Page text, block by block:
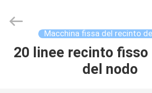
CASA
Mesh
Products
Rights
Reserved.
Macchina fissa del recinto
20 linee recinto fisso
del nodo